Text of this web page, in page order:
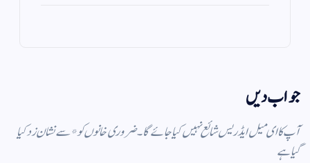
ok
r
جواب دیں
آپ کا ای میل ایڈریس شائع نہیں کیا جائے گا۔ضروری خانوں کو*سے نشان زد کیا
گیا ہے